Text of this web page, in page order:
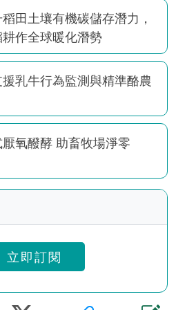
田土壤有機碳儲存潛力，
作全球暖化潛勢
乳牛行為監測與精準酪農
氧醱酵 助畜牧場淨零
立即訂閱